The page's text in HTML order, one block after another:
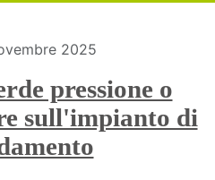
2025
pressione o
sull'impianto di